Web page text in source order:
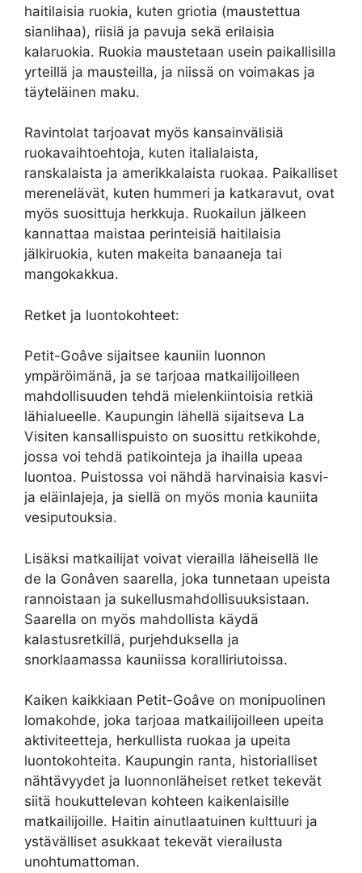
haitilaisia ruokia, kuten griotia (maustettua
sianlihaa), riisiä ja pavuja sekä erilaisia
kalaruokia. Ruokia maustetaan usein paikallisilla
yrteillä ja mausteilla, ja niissä on voimakas ja
täyteläinen maku.
Ravintolat tarjoavat myös kansainvälisiä
ruokavaihtoehtoja, kuten italialaista,
ranskalaista ja amerikkalaista ruokaa. Paikalliset
merenelävät, kuten hummeri ja katkaravut, ovat
myös suosittuja herkkuja. Ruokailun jälkeen
kannattaa maistaa perinteisiä haitilaisia
jälkiruokia, kuten makeita banaaneja tai
mangokakkua.
Retket ja luontokohteet:
Petit-Goâve sijaitsee kauniin luonnon
ympäröimänä, ja se tarjoaa matkailijoilleen
mahdollisuuden tehdä mielenkiintoisia retkiä
lähialueelle. Kaupungin lähellä sijaitseva La
Visiten kansallispuisto on suosittu retkikohde,
jossa voi tehdä patikointeja ja ihailla upeaa
luontoa. Puistossa voi nähdä harvinaisia kasvi-
ja eläinlajeja, ja siellä on myös monia kauniita
vesiputouksia.
Lisäksi matkailijat voivat vierailla läheisellä Ile
de la Gonâven saarella, joka tunnetaan upeista
rannoistaan ja sukellusmahdollisuuksistaan.
Saarella on myös mahdollista käydä
kalastusretkillä, purjehduksella ja
snorklaamassa kauniissa koralliriutoissa.
Kaiken kaikkiaan Petit-Goâve on monipuolinen
lomakohde, joka tarjoaa matkailijoilleen upeita
aktiviteetteja, herkullista ruokaa ja upeita
luontokohteita. Kaupungin ranta, historialliset
nähtävyydet ja luonnonläheiset retket tekevät
siitä houkuttelevan kohteen kaikenlaisille
matkailijoille. Haitin ainutlaatuinen kulttuuri ja
ystävälliset asukkaat tekevät vierailusta
unohtumattoman.